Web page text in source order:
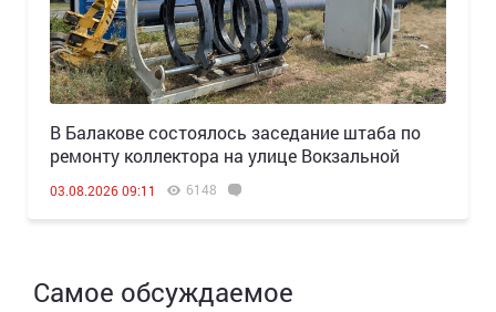
В Балакове состоялось заседание штаба по
ремонту коллектора на улице Вокзальной
03.08.2026 09:11 6148
Самое обсуждаемое